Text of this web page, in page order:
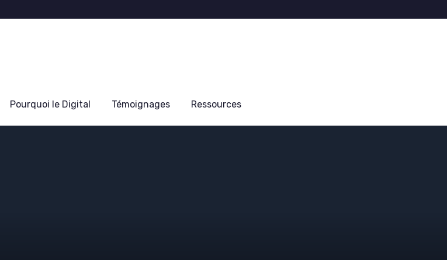
Pourquoi le Digital Témoignages Ressources